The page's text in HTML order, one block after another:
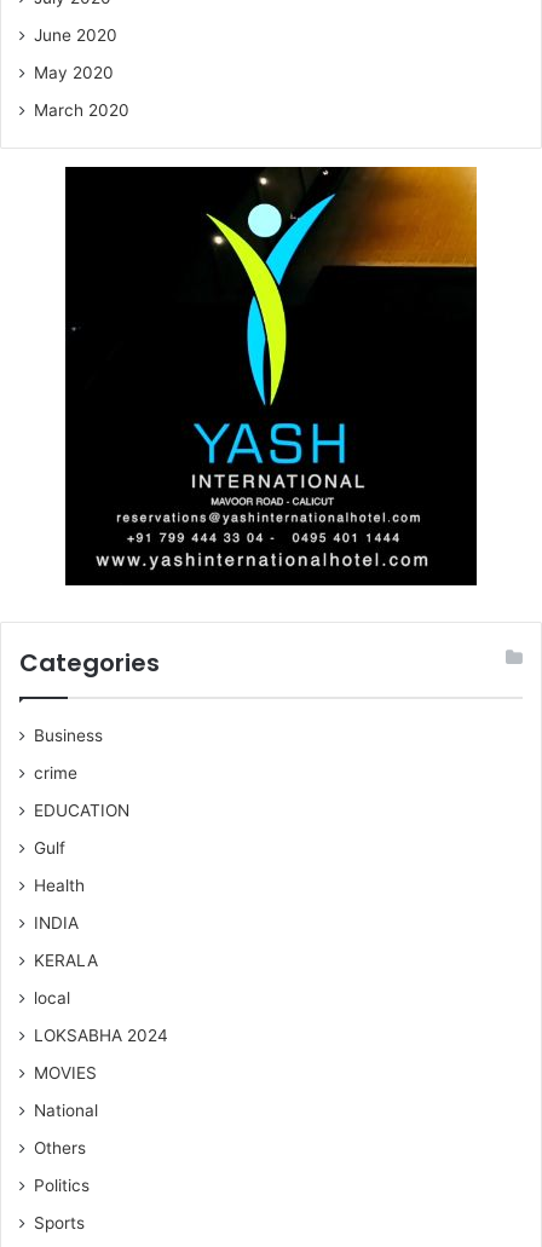
June 2020
May 2020
March 2020
Categories
Business
crime
EDUCATION
Gulf
Health
INDIA
KERALA
local
LOKSABHA 2024
MOVIES
National
Others
Politics
Sports